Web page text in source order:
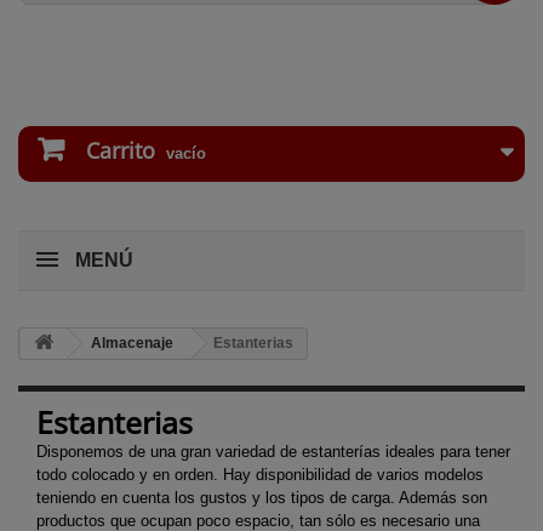
Carrito vacío
MENÚ
Almacenaje Estanterias
Estanterias
Disponemos de una gran variedad de estanterías ideales para tener
todo colocado y en orden. Hay disponibilidad de varios modelos
teniendo en cuenta los gustos y los tipos de carga. Además son
productos que ocupan poco espacio, tan sólo es necesario una